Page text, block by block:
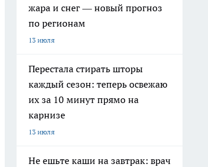
жара и снег — новый прогноз
по регионам
13 июля
Перестала стирать шторы
каждый сезон: теперь освежаю
их за 10 минут прямо на
карнизе
13 июля
Не ешьте каши на завтрак: врач